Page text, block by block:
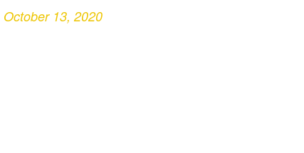
October 13, 2020